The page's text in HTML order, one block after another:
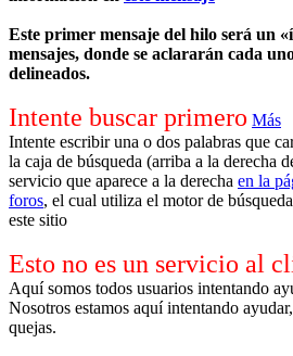
Este primer mensaje del hilo será un
mensajes, donde se aclararán cada
delineados.
Intente buscar primero Más
Intente escribir una o dos palabras que
la caja de búsqueda (arriba a la derecha
servicio que aparece a la derecha en la
foros, el cual utiliza el motor de
este sitio
Esto no es un servicio al
Aquí somos todos usuarios intentando
Nosotros estamos aquí intentando
quejas.